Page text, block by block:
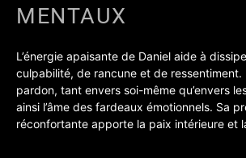
MENTAUX
L’énergie apaisante de Daniel aide à
culpabilité, de rancune et de ressentiment.
pardon, tant envers soi-même qu’envers
ainsi l’âme des fardeaux émotionnels. Sa
réconfortante apporte la paix intérieure et